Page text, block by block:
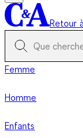
Retour
Femme
Homme
Enfants